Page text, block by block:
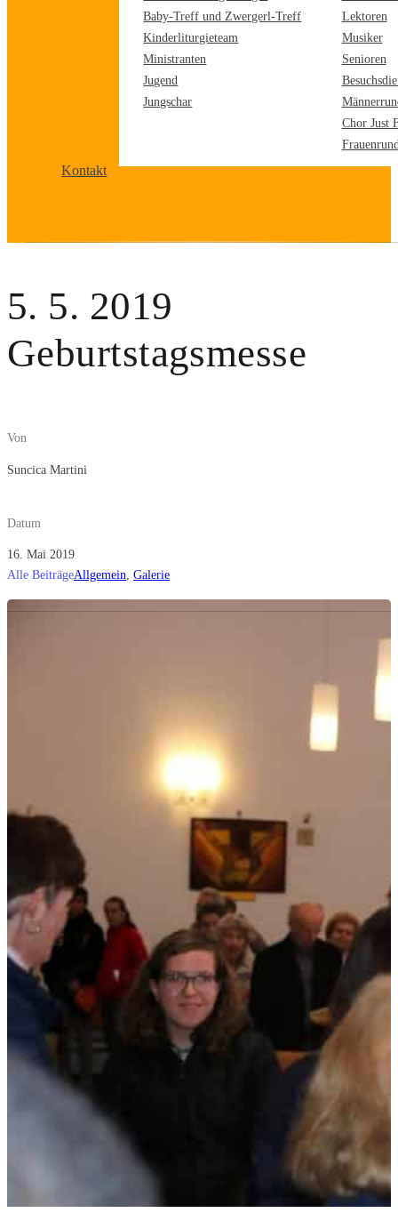
Baby-Treff und Zwergerl-Treff
Kinderliturgieteam
Ministranten
Jugend
Jungschar
Lektoren
Musiker
Senioren
Chor Just
Kontakt
5. 5. 2019
Geburtstagsmesse
Von
Suncica Martini
Datum
16. Mai 2019
Alle BeiträgeAllgemein Galerie